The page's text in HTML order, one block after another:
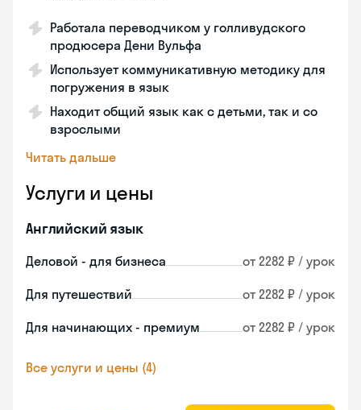
Работала переводчиком у голливудского
продюсера Дени Вульфа
Использует коммуникативную методику для
погружения в язык
Находит общий язык как с детьми, так и со
взрослыми
Читать дальше
Услуги и цены
Английский язык
Деловой - для бизнеса от 2282 ₽ / урок
Для путешествий от 2282 ₽ / урок
Для начинающих - премиум от 2282 ₽ / урок
Все услуги и цены (4)